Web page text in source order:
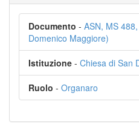
Documento - ASN, MS
Domenico Maggiore)
Istituzione - Chiesa di San
Ruolo - Organaro